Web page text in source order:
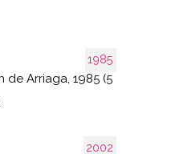
1985
2002